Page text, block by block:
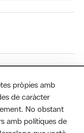
pròpies amb
de caràcter
No obstant
amb polítiques de